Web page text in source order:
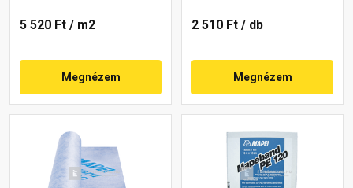
5 520 Ft / m2
Megnézem
2 510 Ft / db
Megnézem